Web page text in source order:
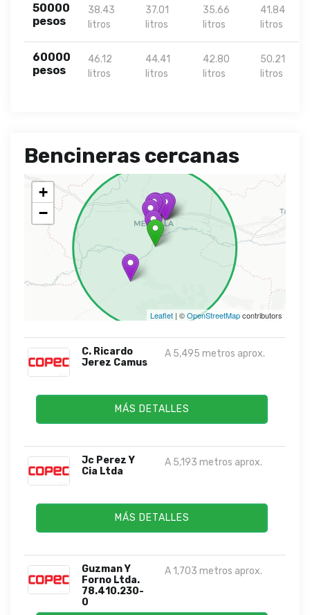
50000
pesos
38.43
litros
37.01
litros
35.66
litros
41.84
litros
60000
pesos
46.12
litros
44.41
litros
42.80
litros
50.21
litros
Bencineras cercanas
+
−
Leaflet | ©OpenStreetMapcontributors
C. Ricardo
Jerez Camus
A 5,495 metros aprox.
MÁS DETALLES
Jc Perez Y
Cia Ltda
A 5,193 metros aprox.
MÁS DETALLES
Guzman Y
Forno Ltda.
78.410.230-
0
A 1,703 metros aprox.